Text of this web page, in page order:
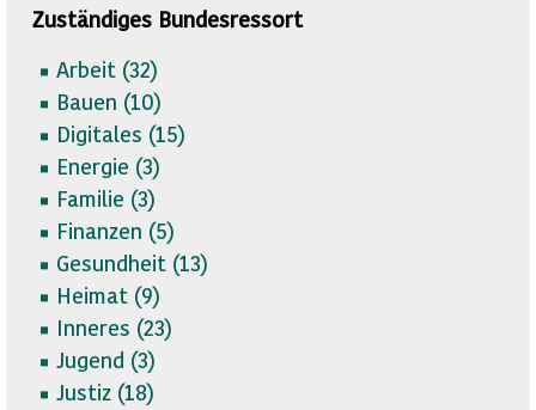
Zuständiges Bundesressort
Arbeit (32)
Bauen (10)
Digitales (15)
Energie (3)
Familie (3)
Finanzen (5)
Gesundheit (13)
Heimat (9)
Inneres (23)
Jugend (3)
Justiz (18)